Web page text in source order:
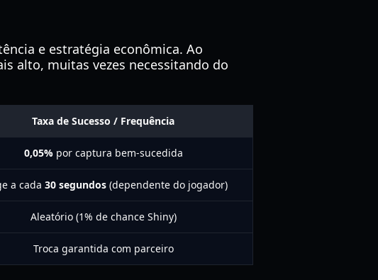
e estratégia econômica. Ao
alto, muitas vezes necessitando do
Taxa de Sucesso / Frequência
0,05%por captura bem-sucedida
a cada 30 segundos(dependente do jogador)
Aleatório (1% de chance Shiny)
Troca garantida com parceiro